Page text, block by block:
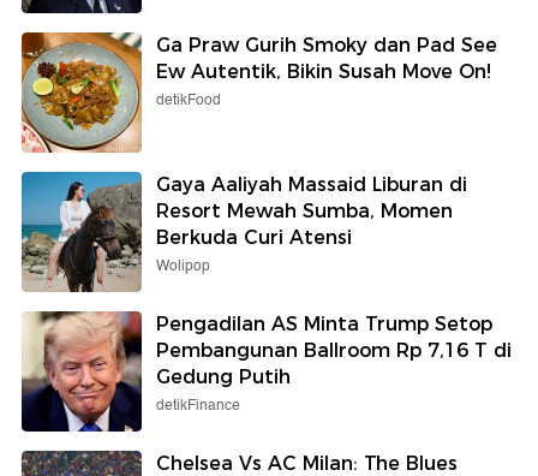
Ga Praw Gurih Smoky dan Pad See
Ew Autentik, Bikin Susah Move On!
detikFood
Gaya Aaliyah Massaid Liburan di
Resort Mewah Sumba, Momen
Berkuda Curi Atensi
Wolipop
Pengadilan AS Minta Trump Setop
Pembangunan Ballroom Rp 7,16 T di
Gedung Putih
detikFinance
Chelsea Vs AC Milan: The Blues